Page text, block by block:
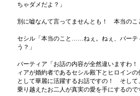
ちゃダメだよ？」
別に嘘なんて言ってませんとも！ 本当の
セシル「本当のこと……ねぇ。ねぇ、バーテ
う？」
バーティア「お話の内容が全然違いますわ
ィアが婚約者であるセシル殿下とヒロイン
として華麗に活躍するお話ですの！ そして
乗り越えたお二人が真実の愛を手にするので